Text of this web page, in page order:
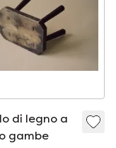
di legno a
gambe